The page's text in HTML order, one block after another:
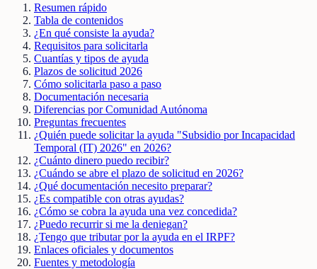
Resumen rápido
Tabla de contenidos
¿En qué consiste la ayuda?
Requisitos para solicitarla
Cuantías y tipos de ayuda
Plazos de solicitud 2026
Cómo solicitarla paso a paso
Documentación necesaria
Diferencias por Comunidad Autónoma
Preguntas frecuentes
¿Quién puede solicitar la ayuda "Subsidio por Incapacidad
Temporal (IT) 2026" en 2026?
¿Cuánto dinero puedo recibir?
¿Cuándo se abre el plazo de solicitud en 2026?
¿Qué documentación necesito preparar?
¿Es compatible con otras ayudas?
¿Cómo se cobra la ayuda una vez concedida?
¿Puedo recurrir si me la deniegan?
¿Tengo que tributar por la ayuda en el IRPF?
Enlaces oficiales y documentos
Fuentes y metodología